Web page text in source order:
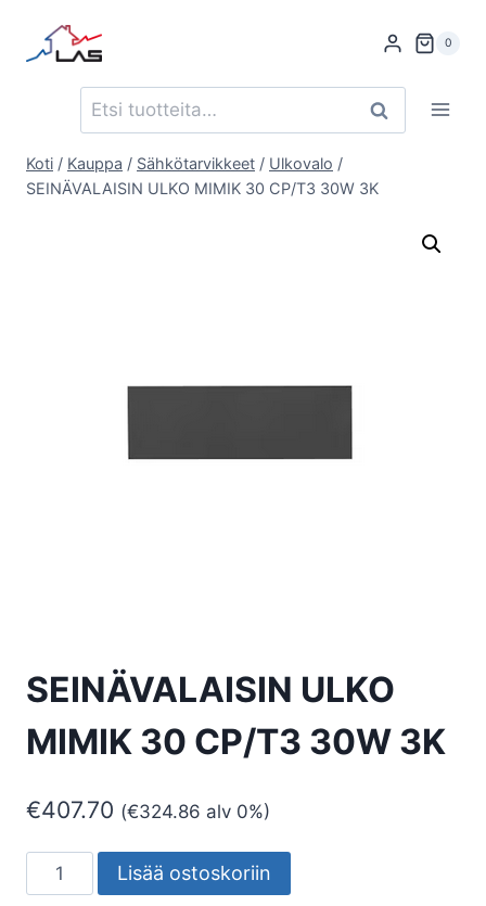
sisältöön
0
Etsi: Haku
Koti / Kauppa / Sähkötarvikkeet / Ulkovalo /
SEINÄVALAISIN ULKO MIMIK 30 CP/T3 30W 3K
SEINÄVALAISIN ULKO
MIMIK 30 CP/T3 30W 3K
€407.70 (€324.86 alv 0%)
SEINÄVALAISIN
ULKO
Lisää ostoskoriin